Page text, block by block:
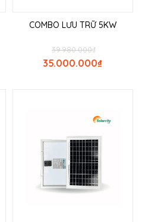
COMBO LƯU TRỮ 5KW
₫
39.980.000
₫
35.000.000